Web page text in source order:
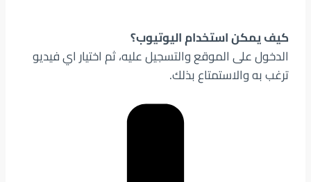
كيف يمكن استخدام اليوتيوب؟
الدخول على الموقع والتسجيل عليه، ثم اختيار اي فيديو
ترغب به والاستمتاع بذلك.